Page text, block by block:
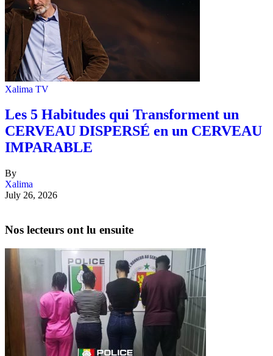
Xalima TV
Les 5 Habitudes qui Transforment un
CERVEAU DISPERSÉ en un CERVEAU
IMPARABLE
By
Xalima
July 26, 2026
Nos lecteurs ont lu ensuite